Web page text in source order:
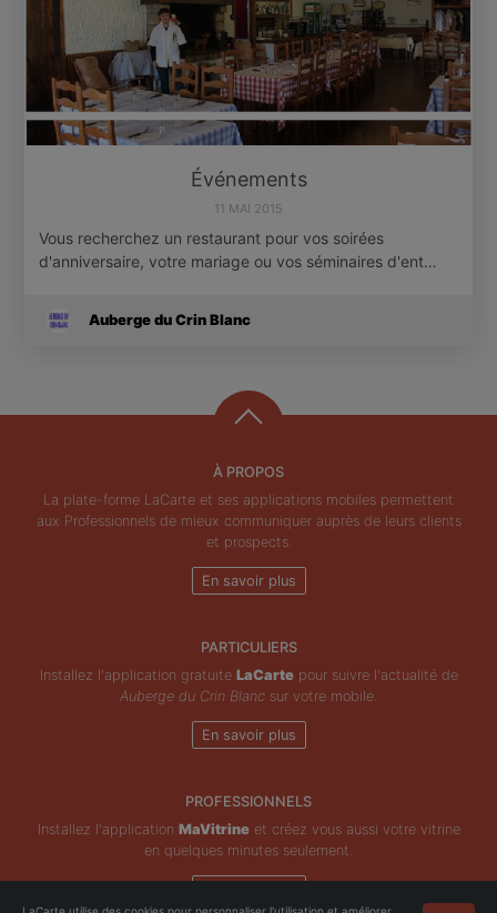
Événements
11 MAI 2015
Vous recherchez un restaurant pour vos soirées
d'anniversaire, votre mariage ou vos séminaires d'ent…
Auberge du Crin Blanc
À PROPOS
La plate-forme LaCarte et ses applications mobiles permettent
aux Professionnels de mieux communiquer auprès de leurs clients
et prospects.
En savoir plus
PARTICULIERS
Installez l'application gratuite LaCartepour suivre l'actualité de
Auberge du Crin Blanc sur votre mobile.
En savoir plus
PROFESSIONNELS
Installez l'application MaVitrineet créez vous aussi votre vitrine
en quelques minutes seulement.